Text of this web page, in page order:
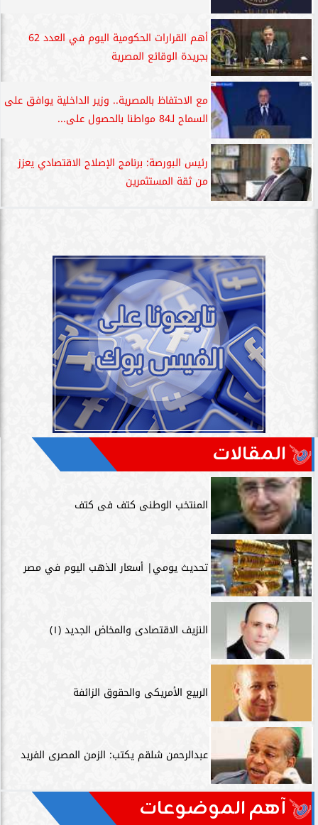
أهم القرارات الحكومية اليوم في العدد 62
بجريدة الوقائع المصرية
مع الاحتفاظ بالمصرية.. وزير الداخلية يوافق على
السماح لـ84 مواطنا بالحصول على...
رئيس البورصة: برنامج الإصلاح الاقتصادي يعزز
من ثقة المستثمرين
المقالات
المنتخب الوطنى كتف فى كتف
تحديث يومي| أسعار الذهب اليوم في مصر
النزيف الاقتصادى والمخاض الجديد (١)
الربيع الأمريكى والحقوق الزائفة
عبدالرحمن شلقم يكتب: الزمن المصرى الفريد
آهم الموضوعات